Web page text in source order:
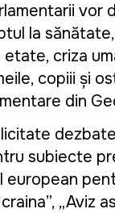
vor
la
criza
copiii și
din
subiecte
european
„Aviz